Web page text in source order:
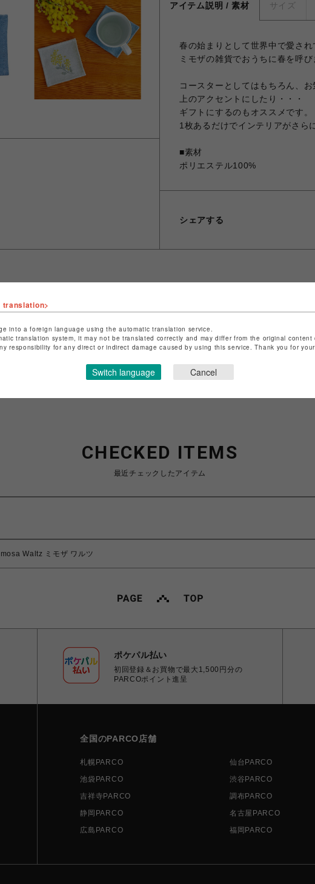
アイテム説明 / 素材 サイズ
春の始まりとして世界中で愛され
ミモザの雑貨でおうちに春を呼び
コースターとしてはもちろん、
上のアクセントにしたり・・・
ギフトにするのもオススメです。
1枚あるだけでインテリアがさら
■素材
ポリエステル100%
シェアする
ショップ名
特定商取引法など法令に基づく表記はこちら
CHECKED ITEMS
最近チェックしたアイテム
Waltz ミモザ ワルツ
ポケパル払い
初回登録＆お買物で最大1,500円分の
PARCOポイント進呈
全国のPARCO店舗
札幌PARCO 仙台PARCO
池袋PARCO
渋谷PARCO
吉祥寺PARCO
調布PARCO
静岡PARCO
名古屋PARCO
広島PARCO
福岡PARCO
translation>
into a foreign language using the automatic translation service.
translation system, it may not be translated correctly and may differ from the original
responsibility for any direct or indirect damage caused by using this service. Thank you for
Switch language Cancel